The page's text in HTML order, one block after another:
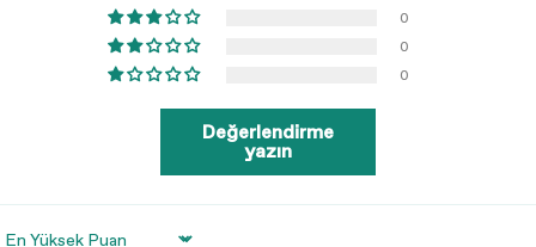
0
0
0
Değerlendirme
yazın